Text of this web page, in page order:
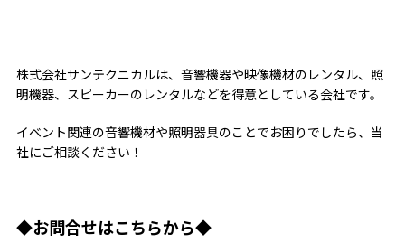
株式会社サンテクニカルは、音響機器や映像機材のレンタル、照
明機器、スピーカーのレンタルなどを得意としている会社です。
イベント関連の音響機材や照明器具のことでお困りでしたら、当
社にご相談ください！
◆お問合せはこちらから◆